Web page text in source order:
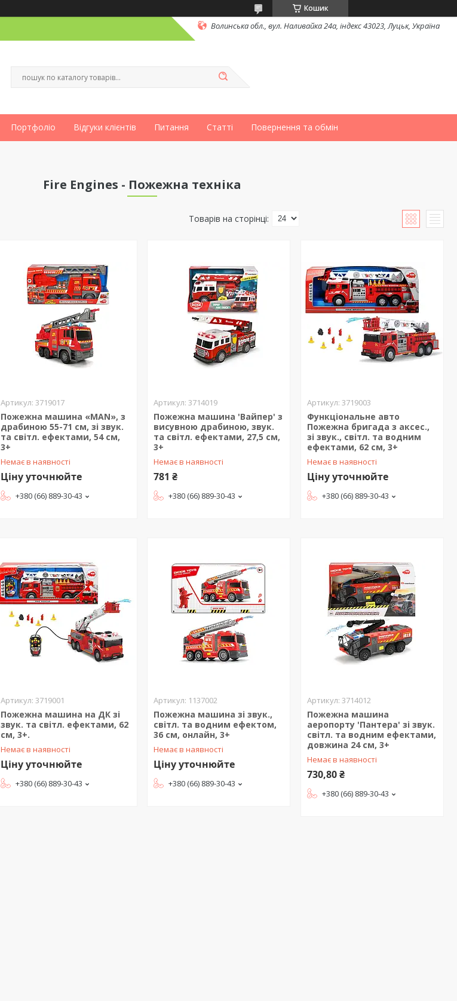
Кошик
Волинська обл., вул. Наливайка 24а, індекс 43023, Луцьк, Україна
Портфоліо Відгуки клієнтів Питання Статті Повернення та обмін
Fire Engines - Пожежна техніка
3719017
Пожежна машина «MAN», з
драбиною 55-71 см, зі звук.
та світл. ефектами, 54 см,
3+
Немає в наявності
Ціну уточнюйте
+380 (66) 889-30-43
3714019
Пожежна машина 'Вайпер' з
висувною драбиною, звук.
та світл. ефектами, 27,5 см,
3+
Немає в наявності
781 ₴
+380 (66) 889-30-43
3719003
Функціональне авто
Пожежна бригада з аксес.,
зі звук., світл. та водним
ефектами, 62 см, 3+
Немає в наявності
Ціну уточнюйте
+380 (66) 889-30-43
3719001
Пожежна машина на ДК зі
звук. та світл. ефектами, 62
см, 3+.
Немає в наявності
Ціну уточнюйте
+380 (66) 889-30-43
1137002
Пожежна машина зі звук.,
світл. та водним ефектом,
36 см, онлайн, 3+
Немає в наявності
Ціну уточнюйте
+380 (66) 889-30-43
3714012
Пожежна машина
аеропорту 'Пантера' зі звук.
світл. та водним ефектами,
довжина 24 см, 3+
Немає в наявності
730,80 ₴
+380 (66) 889-30-43